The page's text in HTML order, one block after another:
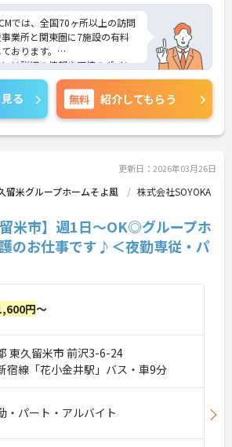
では、全国70ヶ所以上の訪問
業所と関東圏に7施設の有料
おります。
は詳細の情報や面接のポイン
お気軽にお問い合わせくださ
る 無料 紹介してもらう
更新日：2026年03月26日
留米グループホームそよ風
株式会社SOYOKA
留米市】週1日～OK◎グループホ
のお仕事です♪＜夜勤専従・パ
円～
東久留米市 前沢3-6-24
宿線「花小金井駅」バス・車9分
・パート・アルバイト